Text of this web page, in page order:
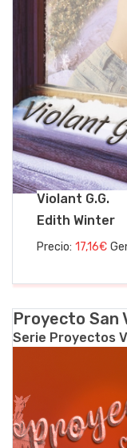
Violant G.G.
Edith Winter
Precio: 17,16€
Proyecto San
Serie Proyectos